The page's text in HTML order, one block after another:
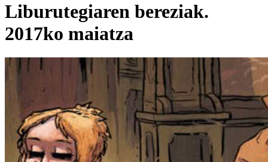
Liburutegiaren bereziak.
2017ko maiatza